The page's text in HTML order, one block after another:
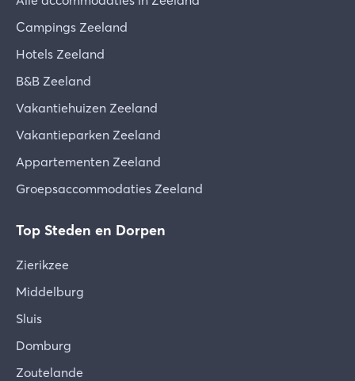
werkzaamheden of arbeid is niet toegestaan.
Campings Zeeland
Hotels Zeeland
B&B Zeeland
Vakantiehuizen Zeeland
Vakantieparken Zeeland
Appartementen Zeeland
Groepsaccommodaties Zeeland
Top Steden en Dorpen
Zierikzee
Middelburg
Sluis
Domburg
Zoutelande